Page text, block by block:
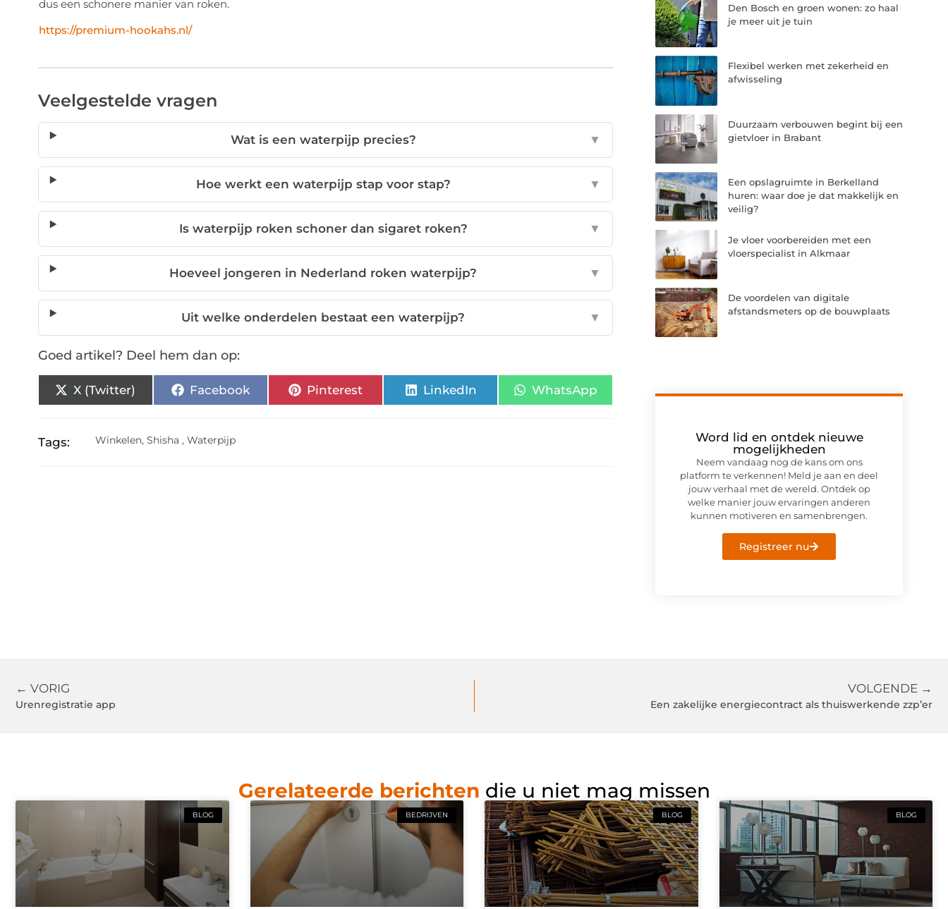
dus een schonere manier van roken.
https://premium-hookahs.nl/
Veelgestelde vragen
Wat is een waterpijp precies? ▼
Hoe werkt een waterpijp stap voor stap? ▼
Is waterpijp roken schoner dan sigaret roken? ▼
Hoeveel jongeren in Nederland roken waterpijp? ▼
Uit welke onderdelen bestaat een waterpijp? ▼
Goed artikel? Deel hem dan op:
X (Twitter) Facebook Pinterest LinkedIn WhatsApp
Tags: Winkelen,Shisha ,Waterpijp
Den Bosch en groen wonen: zo haal
je meer uit je tuin
Flexibel werken met zekerheid en
afwisseling
Duurzaam verbouwen begint bij een
gietvloer in Brabant
Een opslagruimte in Berkelland
huren: waar doe je dat makkelijk en
veilig?
Je vloer voorbereiden met een
vloerspecialist in Alkmaar
De voordelen van digitale
afstandsmeters op de bouwplaats
Word lid en ontdek nieuwe
mogelijkheden
Neem vandaag nog de kans om ons
platform te verkennen! Meld je aan en deel
jouw verhaal met de wereld. Ontdek op
welke manier jouw ervaringen anderen
kunnen motiveren en samenbrengen.
Registreer nu
← VORIG
Urenregistratie app
VOLGENDE →
Een zakelijke energiecontract als thuiswerkende zzp’er
Gerelateerde berichten die u niet mag missen
BLOG BEDRIJVEN BLOG BLOG